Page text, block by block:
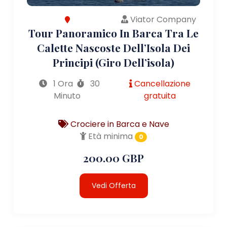
Viator Company
Tour Panoramico In Barca Tra Le
Calette Nascoste Dell’Isola Dei
Principi (giro Dell’isola)
1 Ora
30
Minuto
Cancellazione
gratuita
Crociere in Barca e Nave
Età minima
0
200.00 GBP
Vedi Offerta